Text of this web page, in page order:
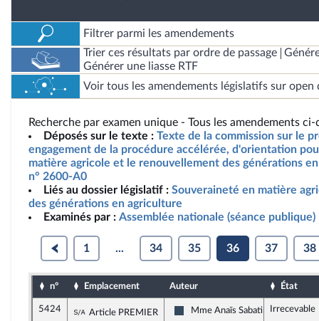
Filtrer parmi les amendements
Trier ces résultats par ordre de passage
Générer une liasse RTF
Voir tous les amendements législatifs sur open
Recherche par examen unique - Tous les amendements ci-
Déposés sur le texte : Texte de la commission sur le
engagement de la procédure accélérée, d'orientation
matière agricole et le renouvellement des générations
n° 2600-A0
Liés au dossier législatif : Souveraineté en matière
des générations en agriculture
Examinés par : Assemblée nationale (séance publique)
1 ... 34 35 36 37 38
n° Emplacement Auteur État
5424 Sous-amendement de l'amendement n°3952
Article PREMIER Rassemblement National
Mme Anaïs Sabatini Irrecevable